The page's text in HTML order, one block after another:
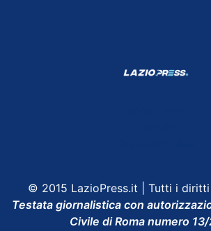
© 2015 LazioPress.it | Tutti i diritti
Testata giornalistica con
Civile di Roma numero